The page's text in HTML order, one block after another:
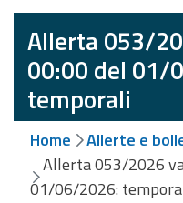
Allerte e
Bollettini
Meteo
Allerte e
Bollettini
Valanghe
Allerta 053/
00:00 del 01/
temporali
Home
Allerte e
Allerta 053/2026
01/06/2026: